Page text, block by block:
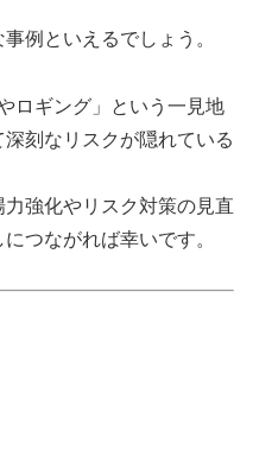
例といえるでしょう。
ロギング」という一見地
刻なリスクが隠れている
強化やリスク対策の見直
つながれば幸いです。